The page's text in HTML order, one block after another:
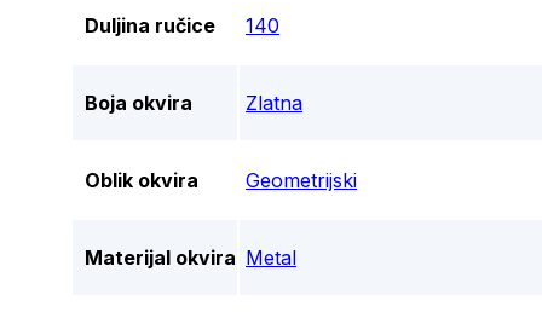
Duljina ručice 140
Boja okvira Zlatna
Oblik okvira Geometrijski
Materijal okvira Metal